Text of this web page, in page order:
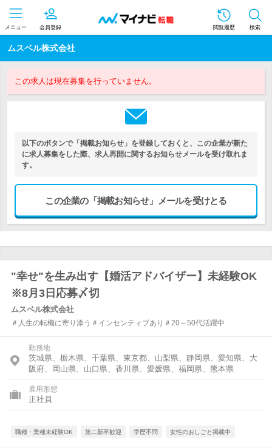
メニュー 会員登録 閲覧履歴 検索
ムスベル株式会社
この求人は現在募集を行っていません。
以下のボタンで「掲載お知らせ」を登録しておくと、この企業が新た
に求人募集をした際、求人再開に関するお知らせメールを受け取れま
す。
この企業の「掲載お知らせ」メールを受けとる
"幸せ"を生み出す【婚活アドバイザー】未経験OK
※8月3日応募〆切
ムスベル株式会社
＃人生の転機に寄り添う＃インセンティブあり＃20～50代活躍中
勤務地
茨城県、栃木県、千葉県、東京都、山梨県、静岡県、愛知県、大
阪府、岡山県、山口県、香川県、愛媛県、福岡県、熊本県
雇用形態
正社員
職種・業種未経験OK 第二新卒歓迎 学歴不問 女性のおしごと掲載中